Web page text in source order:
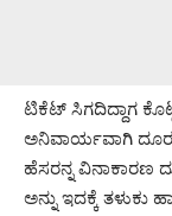
ಟಿಕೆಟ್ ಸಿಗದಿದ್ದಾಗ
ಅನಿವಾರ್ಯವಾಗಿ
ಹೆಸರನ್ನ ವಿನಾಕಾರಣ
ಅನ್ನು ಇದಕ್ಕೆ